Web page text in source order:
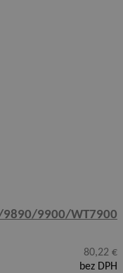
9900/WT7900
80,22 €
bez DPH